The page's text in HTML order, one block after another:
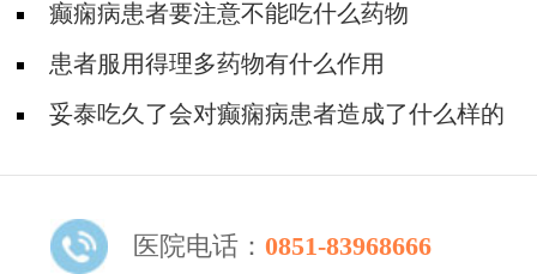
癫痫病患者要注意不能吃什么药物
患者服用得理多药物有什么作用
妥泰吃久了会对癫痫病患者造成了什么样的
医院电话： 0851-83968666